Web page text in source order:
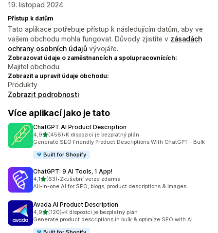
19. listopad 2024
Přístup k datům
Tato aplikace potřebuje přístup k následujícím datům, aby ve
vašem obchodu mohla fungovat. Důvody zjistíte v zásadách
ochrany osobních údajů vývojáře.
Zobrazovat údaje o zaměstnancích a spolupracovnících:
Majitel obchodu
Zobrazit a upravit údaje obchodu:
Produkty
Zobrazit podrobnosti
Více aplikací jako je tato
ChatGPT AI Product Description
4,9z 5 hvězd
(458)
Celkový počet recenzí: 458
•K dispozici je bezplatný plán
Generate SEO Friendly Product Descriptions With ChatGPT - Bulk
Built for Shopify
ChatGPT: 9 AI Tools, 1 App!
4,1z 5 hvězd
(63)
Celkový počet recenzí: 63
•Zkušební verze zdarma
All-in-one AI for SEO, blogs, product descriptions & Images
Avada AI Product Description
4,9z 5 hvězd
(120)
Celkový počet recenzí: 120
•K dispozici je bezplatný plán
Generate product descriptions in bulk & optimize SEO with AI